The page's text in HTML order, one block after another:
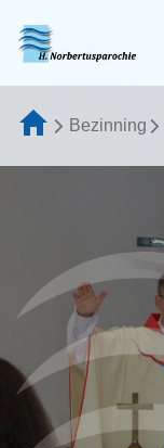
Bezinning